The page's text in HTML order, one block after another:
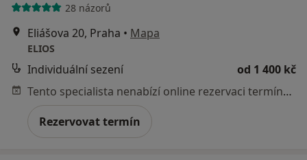
28 názorů
Eliášova 20, Praha • Mapa
ELIOS
Individuální sezení
od 1 400 kč
Tento specialista nenabízí online rezervaci termínu na této adrese.
Rezervovat termín